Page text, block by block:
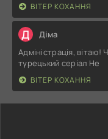
ВІТЕР КОХАННЯ
Д Діма
Адміністрація, вітаю!
турецький серіал Не
ВІТЕР КОХАННЯ